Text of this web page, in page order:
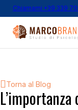
Chiamami +39 339
Torna al Blog